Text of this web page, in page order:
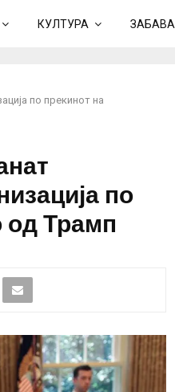
КУЛТУРА ЗАБАВА
по прекинот на
по
Трамп